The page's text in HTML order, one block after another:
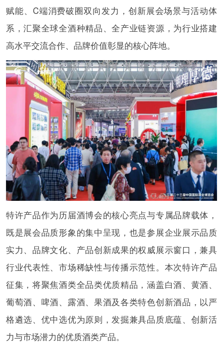
赋能、C端消费破圈双向发力，创新展会场景与活动体
系，汇聚全球全酒种精品、全产业链资源，为行业搭建
高水平交流合作、品牌价值彰显的核心阵地。
特许产品作为历届酒博会的核心亮点与专属品牌载体，
既是展会品质形象的集中呈现，也是参展企业展示品质
实力、品牌文化、产品创新成果的权威展示窗口，兼具
行业代表性、市场稀缺性与传播示范性。本次特许产品
征集，将聚焦酒类全品类优质精品，涵盖白酒、黄酒、
葡萄酒、啤酒、露酒、果酒及各类特色创新酒品，以严
格遴选、优中选优为原则，发掘兼具品质底蕴、创新活
力与市场潜力的优质酒类产品。